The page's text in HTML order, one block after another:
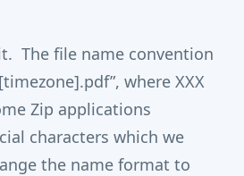
The file name convention
where XXX
Zip applications
characters which we
the name format to